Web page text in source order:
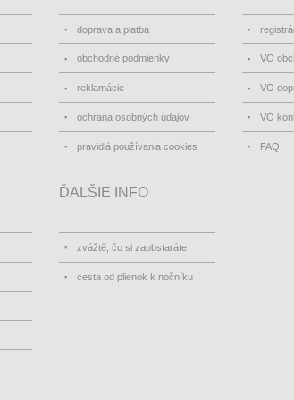
doprava a platba
obchodné podmienky
reklamácie
ochrana osobných údajov
pravidlá používania cookies
VO
VO
VO
FAQ
ĎALŠIE INFO
zvážtě, čo si zaobstaráte
cesta od plienok k nočníku